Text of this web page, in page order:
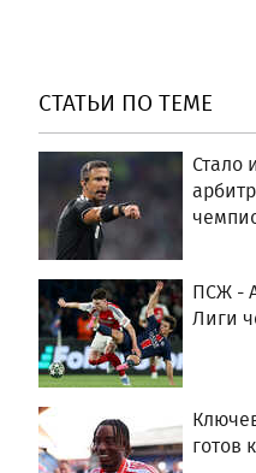
СТАТЬИ ПО ТЕМЕ
Стало
ПСЖ -
Лиги
готов